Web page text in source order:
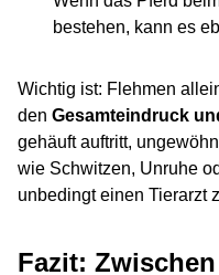
bestehen, kann es
Wichtig ist: Flehmen
den Gesamteindruck
gehäuft auftritt,
wie Schwitzen, Unruhe
unbedingt einen Tierarzt
Fazit: